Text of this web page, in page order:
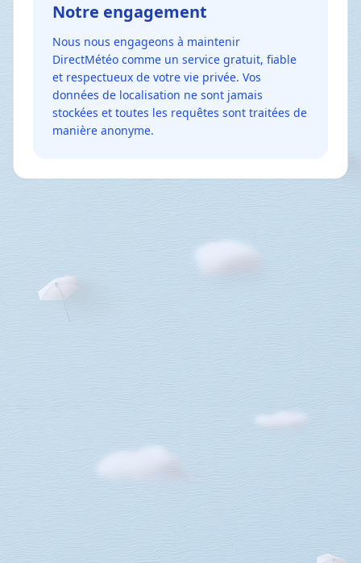
Notre engagement
Nous nous engageons à maintenir
DirectMétéo comme un service gratuit, fiable
et respectueux de votre vie privée. Vos
données de localisation ne sont jamais
stockées et toutes les requêtes sont traitées de
manière anonyme.